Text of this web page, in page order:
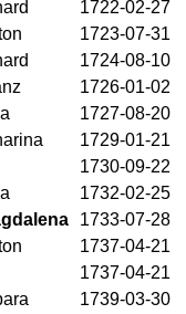
1722-02-27
1723-07-31
1724-08-10
1726-01-02
1727-08-20
1729-01-21
1730-09-22
1732-02-25
1733-07-28
1737-04-21
1737-04-21
1739-03-30